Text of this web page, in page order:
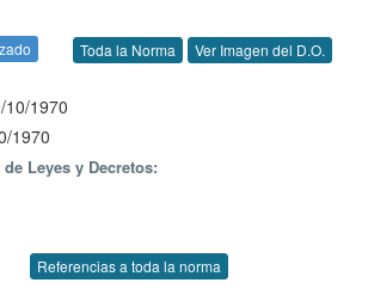
Toda la Norma Ver Imagen del D.O.
10/1970
1970
Leyes y Decretos:
Referencias a toda la norma